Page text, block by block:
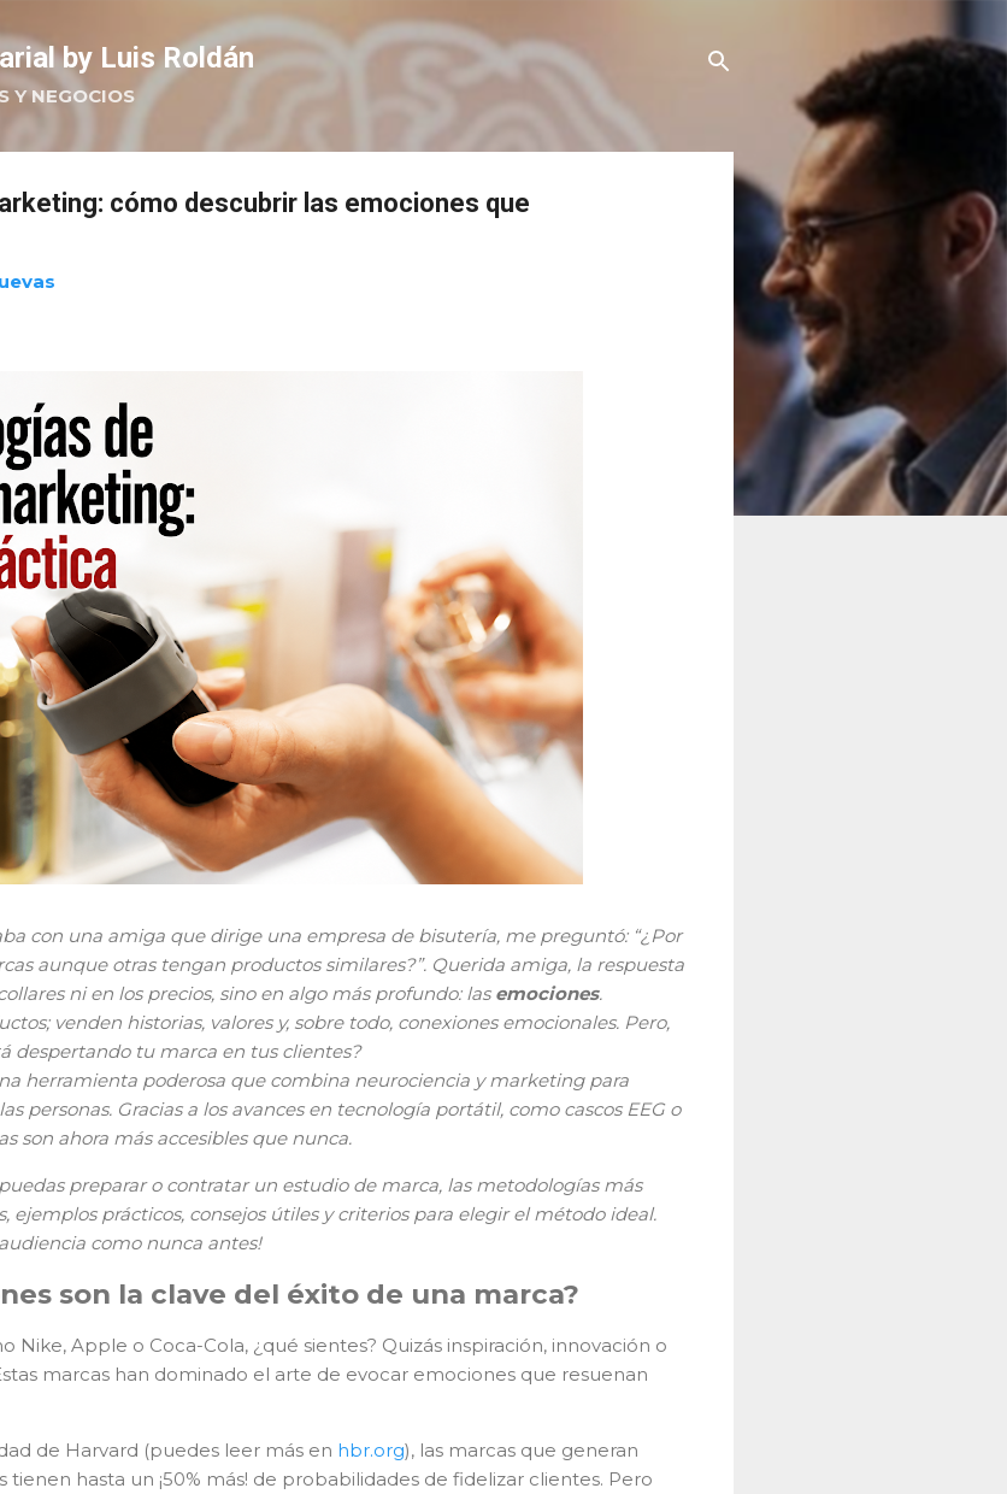
Ir al contenido principal
by Luis Roldán
Y NEGOCIOS
cómo descubrir las emociones que
con una amiga que dirige una empresa de bisutería, me preguntó: “¿Por
aunque otras tengan productos similares?”. Querida amiga, la respuesta
ni en los precios, sino en algo más profundo: las emociones.
venden historias, valores y, sobre todo, conexiones emocionales. Pero,
despertando tu marca en tus clientes?
herramienta poderosa que combina neurociencia y marketing para
personas. Gracias a los avances en tecnología portátil, como cascos EEG o
son ahora más accesibles que nunca.
preparar o contratar un estudio de marca, las metodologías más
ejemplos prácticos, consejos útiles y criterios para elegir el método ideal.
como nunca antes!
son la clave del éxito de una marca?
Nike, Apple o Coca-Cola, ¿qué sientes? Quizás inspiración, innovación o
marcas han dominado el arte de evocar emociones que resuenan
de Harvard (puedes leer más en hbr.org), las marcas que generan
hasta un ¡50% más! de probabilidades de fidelizar clientes. Pero